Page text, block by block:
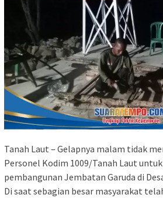
Tanah Laut – Gelapnya malam tidak
Personel Kodim 1009/Tanah Laut
pembangunan Jembatan Garuda di
Di saat sebagian besar masyarakat